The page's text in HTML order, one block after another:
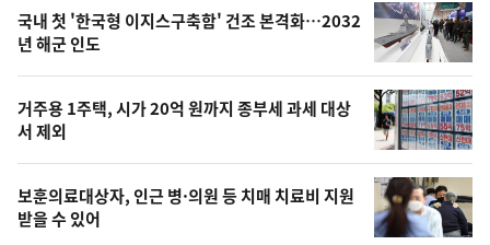
최
신,
오
늘
의
영
상
기
뉴
스
국내 첫 '한국형 이지스구축함' 건조 본격화…2032
년 해군 인도
거주용 1주택, 시가 20억 원까지 종부세 과세 대상
서 제외
보훈의료대상자, 인근 병·의원 등 치매 치료비 지원
받을 수 있어